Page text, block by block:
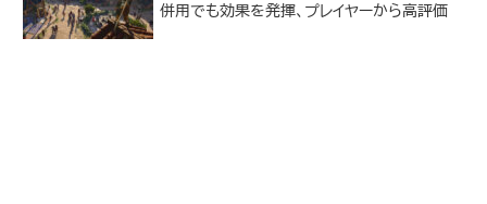
併用でも効果を発揮、プレイヤーから高評価